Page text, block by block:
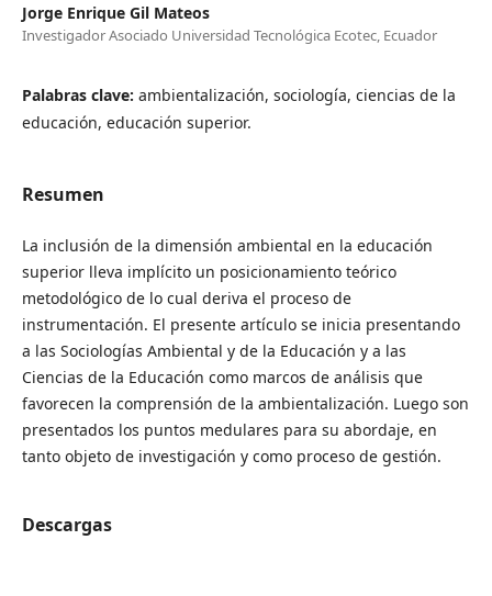
Jorge Enrique Gil Mateos
Investigador Asociado Universidad Tecnológica Ecotec, Ecuador
Palabras clave: ambientalización, sociología, ciencias de la
educación, educación superior.
Resumen
La inclusión de la dimensión ambiental en la educación
superior lleva implícito un posicionamiento teórico
metodológico de lo cual deriva el proceso de
instrumentación. El presente artículo se inicia presentando
a las Sociologías Ambiental y de la Educación y a las
Ciencias de la Educación como marcos de análisis que
favorecen la comprensión de la ambientalización. Luego son
presentados los puntos medulares para su abordaje, en
tanto objeto de investigación y como proceso de gestión.
Descargas